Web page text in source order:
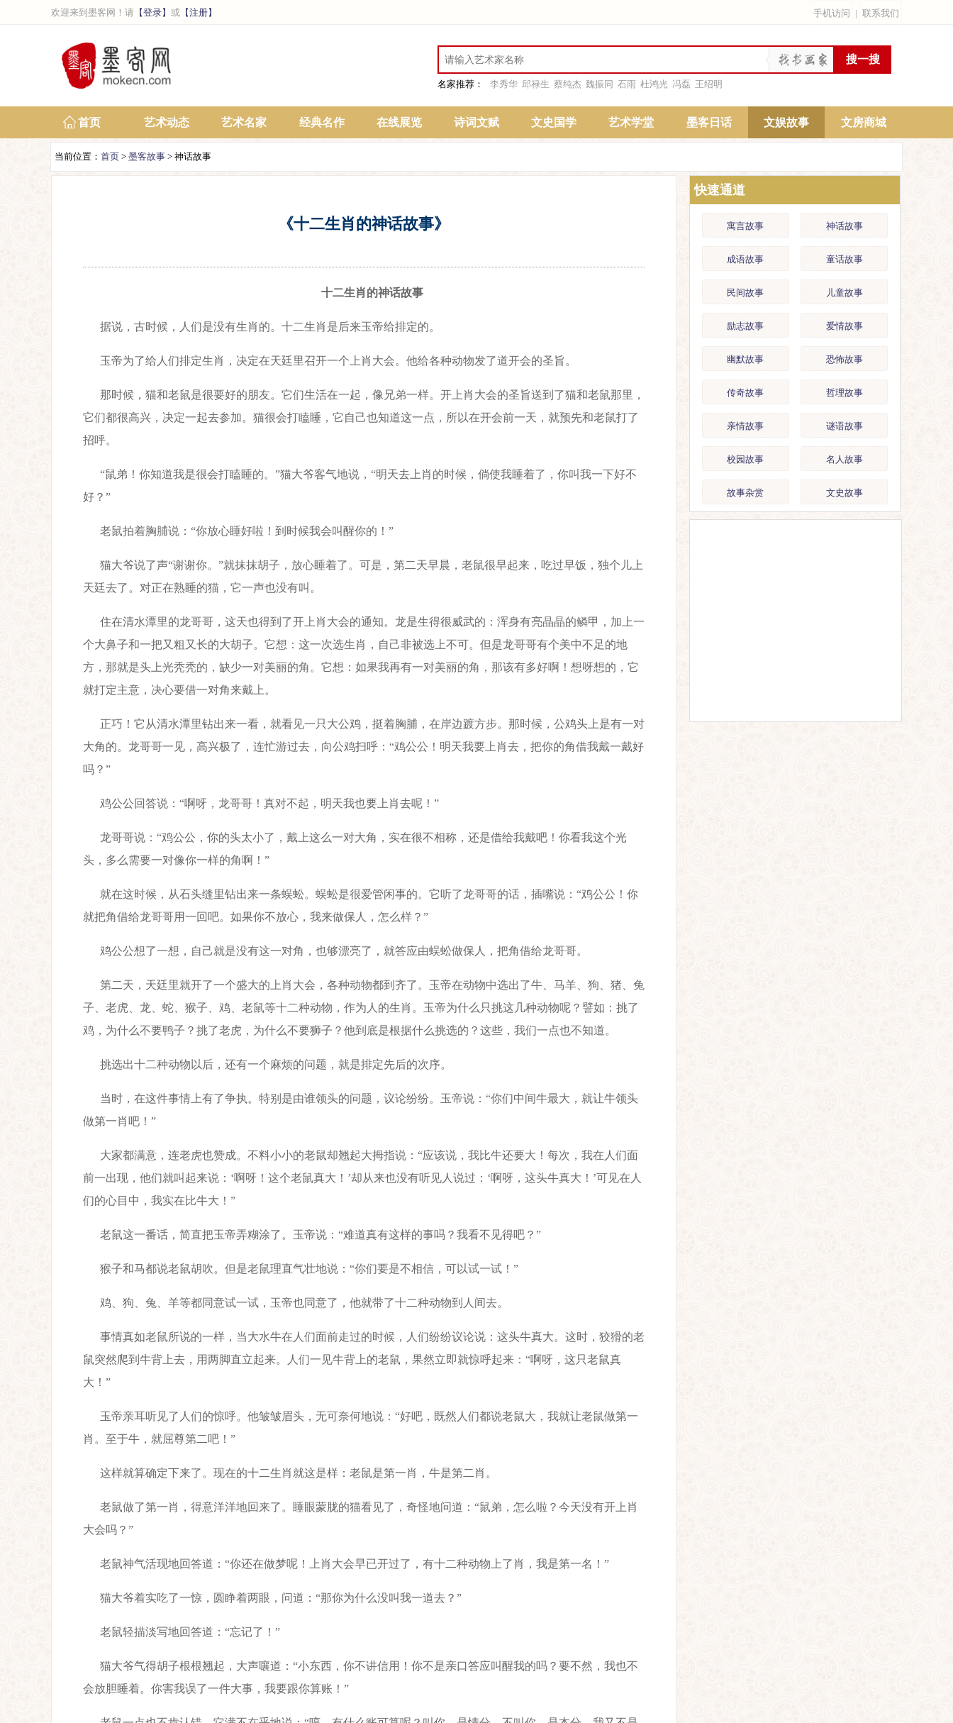
欢迎来到墨客网！请 【登录】 或 【注册】 手机访问 | 联系我们
名家推荐： 李秀华 邱禄生 蔡纯杰 魏振同 石雨 杜鸿光 冯磊 王绍明
首页 艺术动态 艺术名家 经典名作 在线展览 诗词文赋 文史国学 艺术学堂 墨客日话 文娱故事 文房商城
当前位置： 首页 > 墨客故事 > 神话故事
《十二生肖的神话故事》
十二生肖的神话故事
据说，古时候，人们是没有生肖的。十二生肖是后来玉帝给排定的。
玉帝为了给人们排定生肖，决定在天廷里召开一个上肖大会。他给各种动物发了道开会的圣旨。
那时候，猫和老鼠是很要好的朋友。它们生活在一起，像兄弟一样。开上肖大会的圣旨送到了猫和老鼠那里，
它们都很高兴，决定一起去参加。猫很会打瞌睡，它自己也知道这一点，所以在开会前一天，就预先和老鼠打了
招呼。
“鼠弟！你知道我是很会打瞌睡的。”猫大爷客气地说，“明天去上肖的时候，倘使我睡着了，你叫我一下好不
好？”
老鼠拍着胸脯说：“你放心睡好啦！到时候我会叫醒你的！”
猫大爷说了声“谢谢你。”就抹抹胡子，放心睡着了。可是，第二天早晨，老鼠很早起来，吃过早饭，独个儿上
天廷去了。对正在熟睡的猫，它一声也没有叫。
住在清水潭里的龙哥哥，这天也得到了开上肖大会的通知。龙是生得很威武的：浑身有亮晶晶的鳞甲，加上一
个大鼻子和一把又粗又长的大胡子。它想：这一次选生肖，自己非被选上不可。但是龙哥哥有个美中不足的地
方，那就是头上光秃秃的，缺少一对美丽的角。它想：如果我再有一对美丽的角，那该有多好啊！想呀想的，它
就打定主意，决心要借一对角来戴上。
正巧！它从清水潭里钻出来一看，就看见一只大公鸡，挺着胸脯，在岸边踱方步。那时候，公鸡头上是有一对
大角的。龙哥哥一见，高兴极了，连忙游过去，向公鸡扫呼：“鸡公公！明天我要上肖去，把你的角借我戴一戴好
吗？”
鸡公公回答说：“啊呀，龙哥哥！真对不起，明天我也要上肖去呢！”
龙哥哥说：“鸡公公，你的头太小了，戴上这么一对大角，实在很不相称，还是借给我戴吧！你看我这个光
头，多么需要一对像你一样的角啊！”
就在这时候，从石头缝里钻出来一条蜈蚣。蜈蚣是很爱管闲事的。它听了龙哥哥的话，插嘴说：“鸡公公！你
就把角借给龙哥哥用一回吧。如果你不放心，我来做保人，怎么样？”
鸡公公想了一想，自己就是没有这一对角，也够漂亮了，就答应由蜈蚣做保人，把角借给龙哥哥。
第二天，天廷里就开了一个盛大的上肖大会，各种动物都到齐了。玉帝在动物中选出了牛、马羊、狗、猪、兔
子、老虎、龙、蛇、猴子、鸡、老鼠等十二种动物，作为人的生肖。玉帝为什么只挑这几种动物呢？譬如：挑了
鸡，为什么不要鸭子？挑了老虎，为什么不要狮子？他到底是根据什么挑选的？这些，我们一点也不知道。
挑选出十二种动物以后，还有一个麻烦的问题，就是排定先后的次序。
当时，在这件事情上有了争执。特别是由谁领头的问题，议论纷纷。玉帝说：“你们中间牛最大，就让牛领头
做第一肖吧！”
大家都满意，连老虎也赞成。不料小小的老鼠却翘起大拇指说：“应该说，我比牛还要大！每次，我在人们面
前一出现，他们就叫起来说：‘啊呀！这个老鼠真大！’却从来也没有听见人说过：‘啊呀，这头牛真大！’可见在人
们的心目中，我实在比牛大！”
老鼠这一番话，简直把玉帝弄糊涂了。玉帝说：“难道真有这样的事吗？我看不见得吧？”
猴子和马都说老鼠胡吹。但是老鼠理直气壮地说：“你们要是不相信，可以试一试！”
鸡、狗、兔、羊等都同意试一试，玉帝也同意了，他就带了十二种动物到人间去。
事情真如老鼠所说的一样，当大水牛在人们面前走过的时候，人们纷纷议论说：这头牛真大。这时，狡猾的老
鼠突然爬到牛背上去，用两脚直立起来。人们一见牛背上的老鼠，果然立即就惊呼起来：“啊呀，这只老鼠真
大！”
玉帝亲耳听见了人们的惊呼。他皱皱眉头，无可奈何地说：“好吧，既然人们都说老鼠大，我就让老鼠做第一
肖。至于牛，就屈尊第二吧！”
这样就算确定下来了。现在的十二生肖就这是样：老鼠是第一肖，牛是第二肖。
老鼠做了第一肖，得意洋洋地回来了。睡眼蒙胧的猫看见了，奇怪地问道：“鼠弟，怎么啦？今天没有开上肖
大会吗？”
老鼠神气活现地回答道：“你还在做梦呢！上肖大会早已开过了，有十二种动物上了肖，我是第一名！”
猫大爷着实吃了一惊，圆睁着两眼，问道：“那你为什么没叫我一道去？”
老鼠轻描淡写地回答道：“忘记了！”
猫大爷气得胡子根根翘起，大声嚷道：“小东西，你不讲信用！你不是亲口答应叫醒我的吗？要不然，我也不
会放胆睡着。你害我误了一件大事，我要跟你算账！”
快速通道
寓言故事 神话故事
成语故事 童话故事
民间故事 儿童故事
励志故事 爱情故事
幽默故事 恐怖故事
传奇故事 哲理故事
亲情故事 谜语故事
校园故事 名人故事
故事杂赏 文史故事